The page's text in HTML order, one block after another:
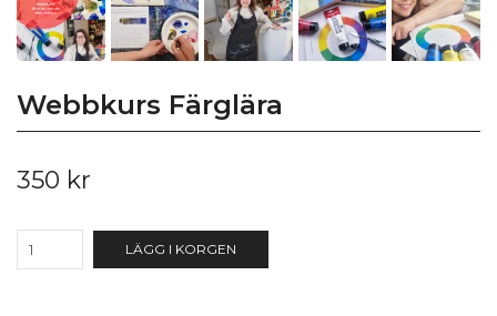
Webbkurs Färglära
350 kr
LÄGG I KORGEN